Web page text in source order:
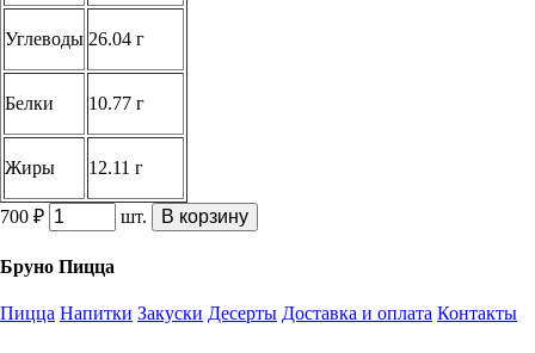
Углеводы 26.04 г
Белки 10.77 г
Жиры 12.11 г
700 ₽ шт. В корзину
Бруно Пицца
Пицца Напитки Закуски Десерты Доставка и оплата Контакты